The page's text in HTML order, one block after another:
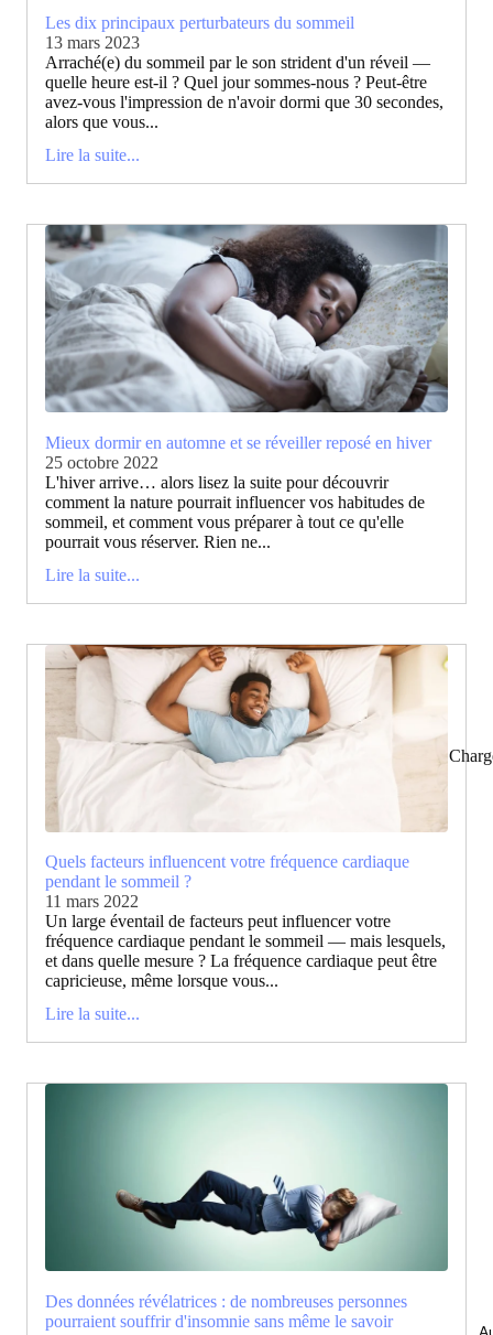
Les dix principaux perturbateurs du sommeil
13 mars 2023
Arraché(e) du sommeil par le son strident d'un réveil —
quelle heure est-il ? Quel jour sommes-nous ? Peut-être
avez-vous l'impression de n'avoir dormi que 30 secondes,
alors que vous...
Lire la suite...
Mieux dormir en automne et se réveiller reposé en hiver
25 octobre 2022
L'hiver arrive… alors lisez la suite pour découvrir
comment la nature pourrait influencer vos habitudes de
sommeil, et comment vous préparer à tout ce qu'elle
pourrait vous réserver. Rien ne...
Lire la suite...
Quels facteurs influencent votre fréquence cardiaque
pendant le sommeil ?
11 mars 2022
Un large éventail de facteurs peut influencer votre
fréquence cardiaque pendant le sommeil — mais lesquels,
et dans quelle mesure ? La fréquence cardiaque peut être
capricieuse, même lorsque vous...
Lire la suite...
Des données révélatrices : de nombreuses personnes
pourraient souffrir d'insomnie sans même le savoir